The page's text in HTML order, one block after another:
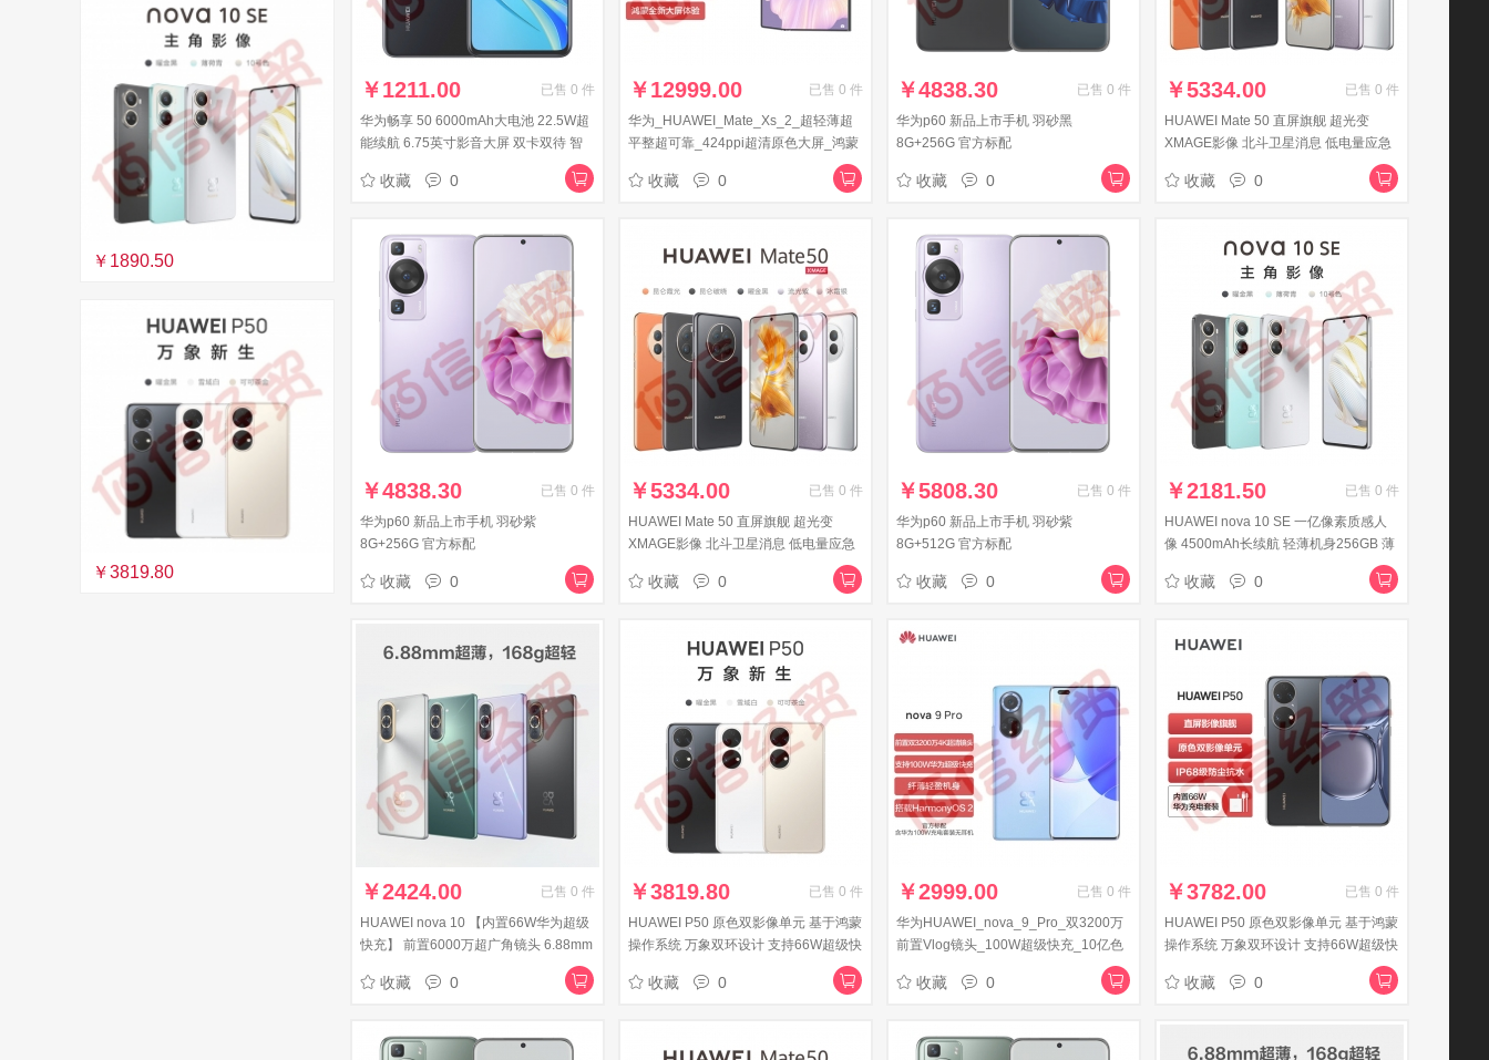
￥1890.50
￥3819.80
￥1211.00 已售 0 件
华为畅享 50 6000mAh大电池 22.5W超
能续航 6.75英寸影音大屏 双卡双待 智
能手机 6G+128GB 幻夜黑 鸿蒙手机
收藏 0
￥12999.00 已售 0 件
华为_HUAWEI_Mate_Xs_2_超轻薄超
平整超可靠_424ppi超清原色大屏_鸿蒙
全新大屏体验12GB+512GB雅黑折叠屏
手机收藏 0
￥4838.30 已售 0 件
华为p60 新品上市手机 羽砂黑
8G+256G 官方标配
收藏 0
￥5334.00 已售 0 件
HUAWEI Mate 50 直屏旗舰 超光变
XMAGE影像 北斗卫星消息 低电量应急
收藏 0
￥4838.30 已售 0 件
华为p60 新品上市手机 羽砂紫
8G+256G 官方标配
收藏 0
￥5334.00 已售 0 件
HUAWEI Mate 50 直屏旗舰 超光变
XMAGE影像 北斗卫星消息 低电量应急
收藏 0
￥5808.30 已售 0 件
华为p60 新品上市手机 羽砂紫
8G+512G 官方标配
收藏 0
￥2181.50 已售 0 件
HUAWEI nova 10 SE 一亿像素质感人
像 4500mAh长续航 轻薄机身256GB 薄
收藏 0
￥2424.00 已售 0 件
HUAWEI nova 10 【内置66W华为超级
快充】 前置6000万超广角镜头 6.88mm
轻薄机身 128GB 普罗旺斯 华为手机
收藏 0
￥3819.80 已售 0 件
HUAWEI P50 原色双影像单元 基于鸿蒙
操作系统 万象双环设计 支持66W超级快
收藏 0
￥2999.00 已售 0 件
华为HUAWEI_nova_9_Pro_双3200万
前置Vlog镜头_100W超级快充_10亿色
臻彩屏_8GB+128GB_9号色华为手机
收藏 0
￥3782.00 已售 0 件
HUAWEI P50 原色双影像单元 基于鸿蒙
操作系统 万象双环设计 支持66W超级快
收藏 0